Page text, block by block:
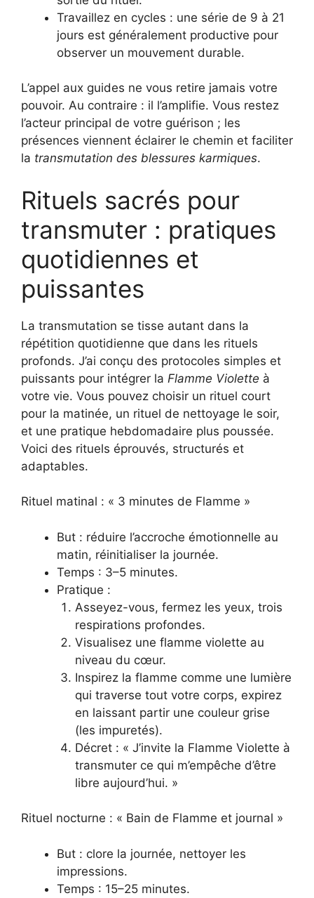
Travaillez en cycles : une série de 9 à 21
jours est généralement productive pour
observer un mouvement durable.
L’appel aux guides ne vous retire jamais votre
pouvoir. Au contraire : il l’amplifie. Vous restez
l’acteur principal de votre guérison ; les
présences viennent éclairer le chemin et faciliter
la transmutation des blessures karmiques.
Rituels sacrés pour
transmuter : pratiques
quotidiennes et
puissantes
La transmutation se tisse autant dans la
répétition quotidienne que dans les rituels
profonds. J’ai conçu des protocoles simples et
puissants pour intégrer la Flamme Violette à
votre vie. Vous pouvez choisir un rituel court
pour la matinée, un rituel de nettoyage le soir,
et une pratique hebdomadaire plus poussée.
Voici des rituels éprouvés, structurés et
adaptables.
Rituel matinal : « 3 minutes de Flamme »
But : réduire l’accroche émotionnelle au
matin, réinitialiser la journée.
Temps : 3–5 minutes.
Pratique :
Asseyez-vous, fermez les yeux, trois
respirations profondes.
Visualisez une flamme violette au
niveau du cœur.
Inspirez la flamme comme une lumière
qui traverse tout votre corps, expirez
en laissant partir une couleur grise
(les impuretés).
Décret : « J’invite la Flamme Violette à
transmuter ce qui m’empêche d’être
libre aujourd’hui. »
Rituel nocturne : « Bain de Flamme et journal »
But : clore la journée, nettoyer les
impressions.
Temps : 15–25 minutes.